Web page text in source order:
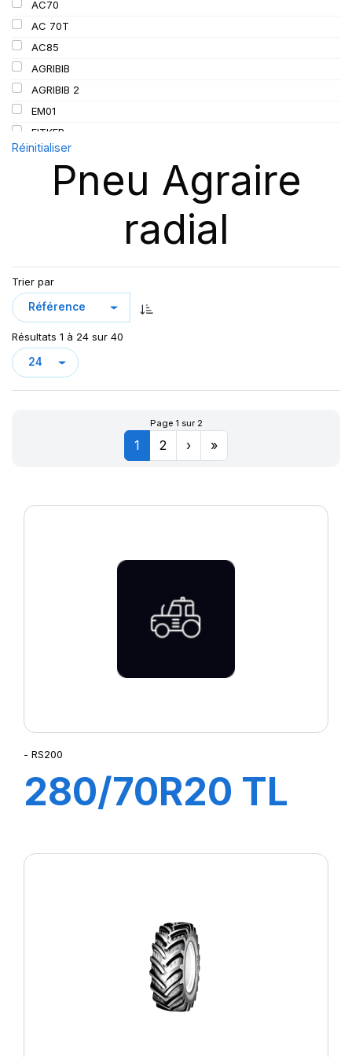
152/155
155
156
157
162/162
167
172
AC70
AC 70T
AC85
AGRIBIB
AGRIBIB 2
EM01
FITKER
OMNIBIB
RD-02 TL
SFT
SUP 8L
TL AC85
TRAKER
Réinitialiser
Pneu Agraire
radial
Trier par
Résultats 1 à 24 sur 40
Page 1 sur 2
1 2 › »
- RS200
280/70R20 TL